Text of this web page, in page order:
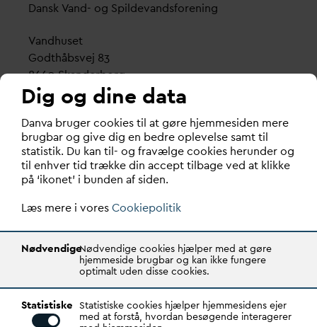
Dansk Vand- og Spildevandsforening
Vandhuset
Godthåbsvej 83
8660 Skanderborg
København
Vester Farimagsgade 1, 5. sal.
1606 København V
Tlf.: 70 21 00 55
CVR: 29031215
Transparency Register: REG 0105047100027-26
A er den samlende kraft ivandsektoren.
Gennem stærke alliancer og klare budskaber taler
D ANVA
andets sag, som vigtig ressource for den
Dig og dine data
Danva bruger cookies til at gøre hjemmesiden mere
brugbar og give dig en bedre oplevelse samt til
statistik. Du kan til- og fravælge cookies herunder og
til enhver tid trække din accept tilbage ved at klikke
på ‘ikonet’ i bunden af siden.
Læs mere i voresCookiepolitik
NødvendigeNødvendige cookies hjælper med at gøre
hjemmeside brugbar og kan ikke fungere
optimalt uden disse cookies.
Statistiske Statistiske cookies hjælper hjemmesidens ejer
med at forstå, hvordan besøgende interagerer